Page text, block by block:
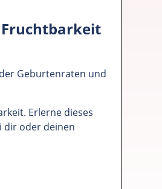
Geburtenraten und
Erlerne dieses
dir oder deinen